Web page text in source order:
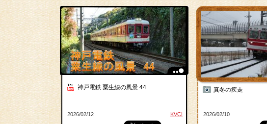
神戸電鉄 粟生線の風景 44
KVCI
2026/02/12
真冬の疾走
2026/02/10